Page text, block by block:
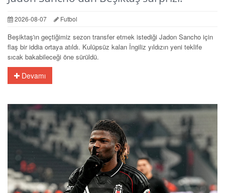
2026-08-07 Futbol
Beşiktaş'ın geçtiğimiz sezon transfer etmek istediği Jadon Sancho için
flaş bir iddia ortaya atıldı. Kulüpsüz kalan İngiliz yıldızın yeni teklife
sıcak bakabileceği öne sürüldü.
Devamı